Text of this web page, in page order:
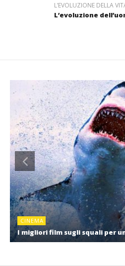
L’EVOLUZIONE DELLA
L’evoluzione
CINEMA
I migliori film sugli squali per